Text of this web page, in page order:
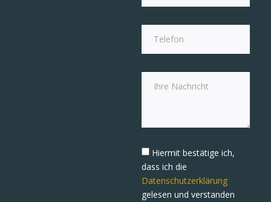
Hiermit bestätige ich,
dass ich die
Datenschutzerklärung
gelesen und verstanden